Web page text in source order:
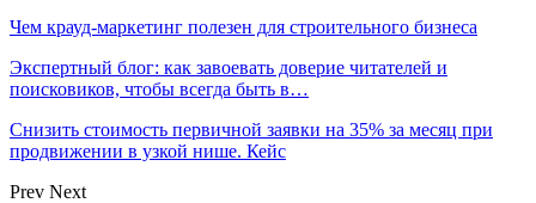
Чем крауд-маркетинг полезен для строительного бизнеса
Экспертный блог: как завоевать доверие читателей и
поисковиков, чтобы всегда быть в…
Снизить стоимость первичной заявки на 35% за месяц при
продвижении в узкой нише. Кейс
Prev Next